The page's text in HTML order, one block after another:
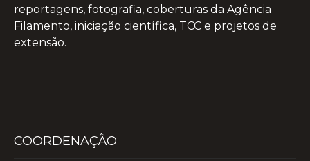
reportagens, fotografia, coberturas da Agência
Filamento, iniciação científica, TCC e projetos de
extensão.
COORDENAÇÃO